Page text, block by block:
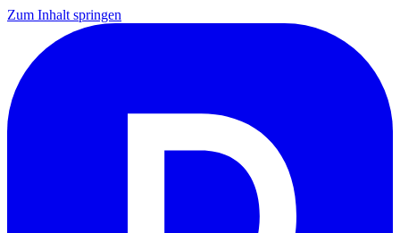
Zum Inhalt springen